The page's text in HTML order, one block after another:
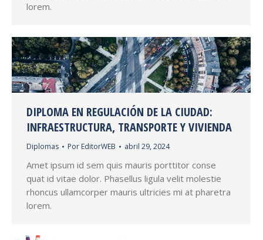
lorem.
DIPLOMA EN REGULACIÓN DE LA CIUDAD:
INFRAESTRUCTURA, TRANSPORTE Y VIVIENDA
Diplomas Por EditorWEB abril 29, 2024
Amet ipsum id sem quis mauris porttitor conse
quat id vitae dolor. Phasellus ligula velit molestie
rhoncus ullamcorper mauris ultricies mi at pharetra
lorem.